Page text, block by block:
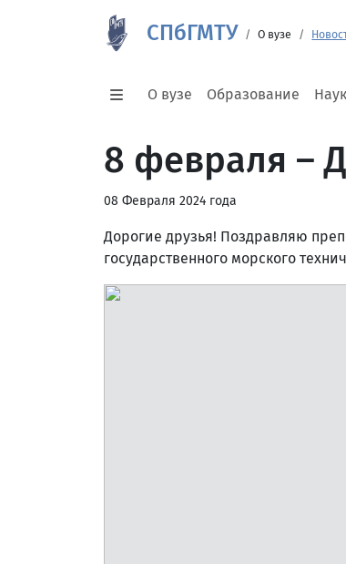
СПбГМТУ О вузе
О вузе Образование
8 февраля –
08 Февраля 2024 года
Дорогие друзья! Поздравляю
государственного морского